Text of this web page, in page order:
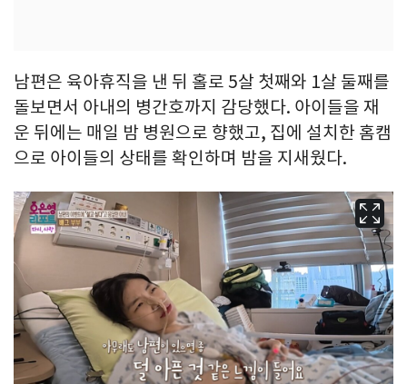
남편은 육아휴직을 낸 뒤 홀로 5살 첫째와 1살 둘째를
돌보면서 아내의 병간호까지 감당했다. 아이들을 재
운 뒤에는 매일 밤 병원으로 향했고, 집에 설치한 홈캠
으로 아이들의 상태를 확인하며 밤을 지새웠다.